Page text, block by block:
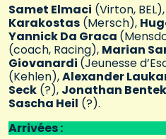
Samet Elmaci (Virton, BEL),
Karakostas (Mersch),
Yannick Da Graca
(coach, Racing), Marian
Giovanardi (Jeunesse
(Kehlen),Alexander
Seck (?), Jonathan
Sascha Heil (?).
Arrivées :